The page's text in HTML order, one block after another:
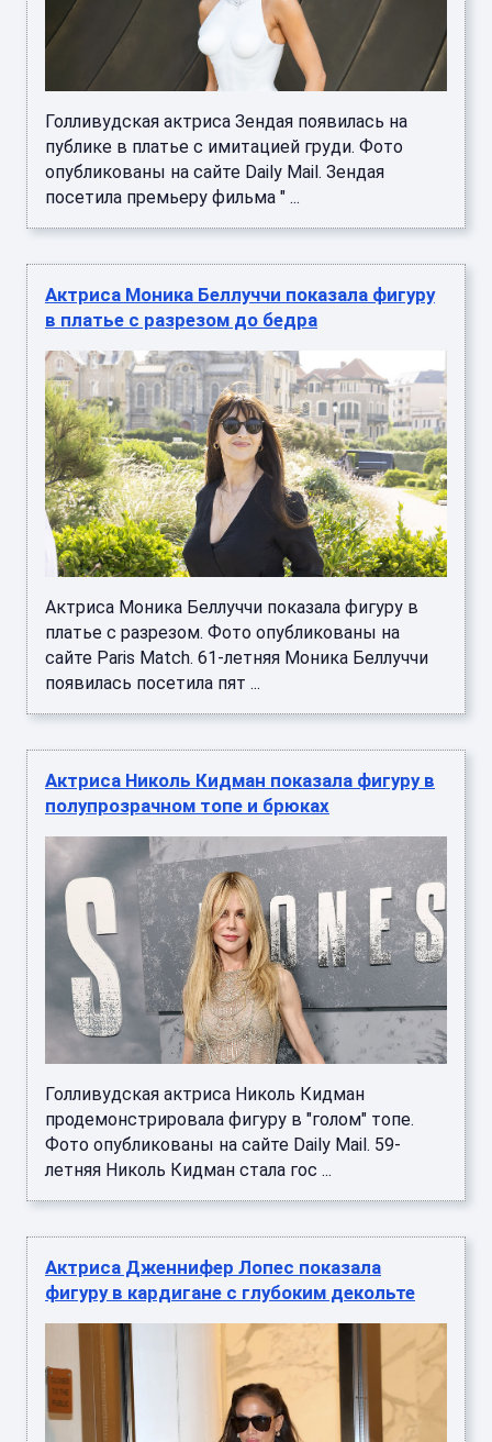
Голливудская актриса Зендая появилась на
публике в платье с имитацией груди. Фото
опубликованы на сайте Daily Mail. Зендая
посетила премьеру фильма " ...
Актриса Моника Беллуччи показала фигуру
в платье с разрезом до бедра
Актриса Моника Беллуччи показала фигуру в
платье с разрезом. Фото опубликованы на
сайте Paris Match. 61-летняя Моника Беллуччи
появилась посетила пят ...
Актриса Николь Кидман показала фигуру в
полупрозрачном топе и брюках
Голливудская актриса Николь Кидман
продемонстрировала фигуру в "голом" топе.
Фото опубликованы на сайте Daily Mail. 59-
летняя Николь Кидман стала гос ...
Актриса Дженнифер Лопес показала
фигуру в кардигане с глубоким декольте